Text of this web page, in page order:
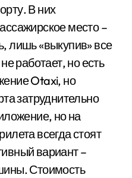
В них
место –
лишь «выкупив» все
работает, но есть
Otaxi, но
затруднительно
но на
всегда стоят
вариант –
Стоимость